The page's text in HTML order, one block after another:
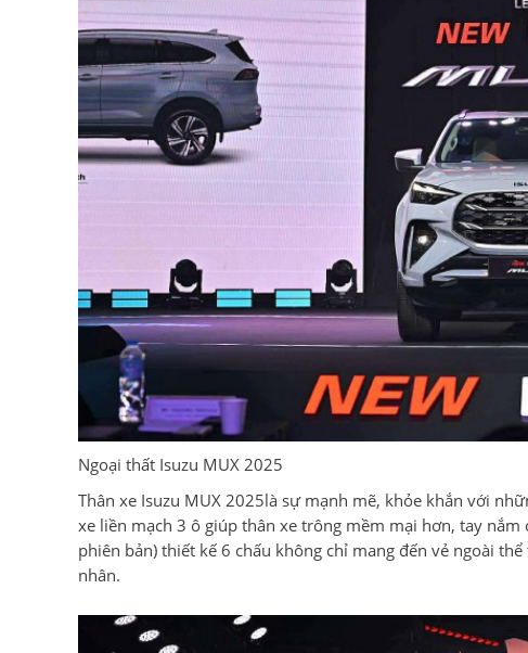
Ngoại thất Isuzu MUX 2025
Thân xe Isuzu MUX 2025là sự mạnh mẽ, khỏe khắn với
xe liền mạch 3 ô giúp thân xe trông mềm mại hơn, tay
phiên bản) thiết kế 6 chấu không chỉ mang đến vẻ ngoài
nhân.